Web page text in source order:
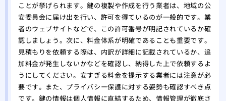
ことが挙げられます。鍵の複製や作成を行う業者は、地域の公
安委員会に届け出を行い、許可を得ているのが一般的です。業
者のウェブサイトなどで、この許可番号が明記されているか確
認しましょう。次に、料金体系が明確であることも重要です。
見積もりを依頼する際は、内訳が詳細に記載されているか、追
加料金が発生しないかなどを確認し、納得した上で依頼するよ
うにしてください。安すぎる料金を提示する業者には注意が必
要です。また、プライバシー保護に対する姿勢も確認すべき点
です。鍵の情報は個人情報に直結するため、情報管理が徹底さ